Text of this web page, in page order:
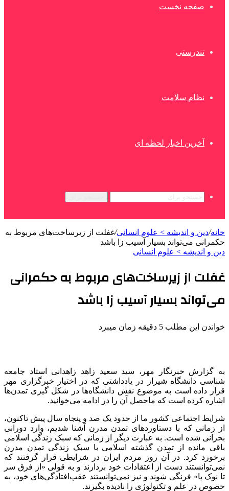
صفحه نخست
تندرستی
نظام سلامت
آخرین اخبار لحظه ای
خانه/دین و اندیشه > علوم انسانی/غفلت از زیرساخت‌های مربوط به
حکمرانی می‌تواند بسیار آسیب زا باشد
دین و اندیشه > علوم انسانی
غفلت از زیرساخت‌های مربوط به حکمرانی
می‌تواند بسیار آسیب زا باشد
خواندن این مطلب 5 دقیقه زمان میبرد
به گزارش خبرنگار مهر، سید سعید زاهد زاهدانی استاد جامعه
شناسی دانشگاه شیراز در یادداشتی که در اختیار خبرگزاری مهر
قرار داده است به موضوع نقش دانشگاه‌ها در شکلگیری تمدن‌ها
اشاره کرده است که ماحصل آن را در ادامه می‌خوانید.
شرایط اجتماعی کشور ما از حدود یک صد و پنجاه سال پیش تاکنون،
از زمانی که با دستاوردهای تمدن مدرن آشنا شدیم، وارد دورانی
بحرانی شده است. به عبارت دیگر از زمانی که سبک زندگی اسلامی
باقی مانده از تمدن گذشته اسلامی با سبک زندگی تمدن مدرن
برخورد کرد. در آن روز مردم ایران در شرایطی قرار گرفتند که
نمی‌توانستند دست از اعتقادات خود بردارند و به قولی «از فرق سر
تا نوک پا» فرنگی شوند و نیز نمی‌توانستند عقب‌افتادگی‌های خود، به
خصوص در علم و تکنولوژی را نادیده بگیرند.